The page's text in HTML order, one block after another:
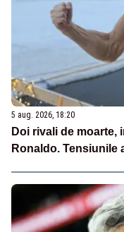
5 aug. 2026, 18:20
Doi rivali de moarte,
Ronaldo. Tensiunile